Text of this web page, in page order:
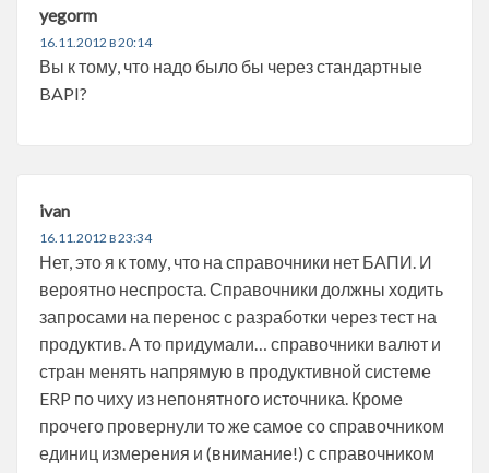
yegorm
16.11.2012 в 20:14
Вы к тому, что надо было бы через стандартные
BAPI?
ivan
16.11.2012 в 23:34
Нет, это я к тому, что на справочники нет БАПИ. И
вероятно неспроста. Справочники должны ходить
запросами на перенос с разработки через тест на
продуктив. А то придумали… справочники валют и
стран менять напрямую в продуктивной системе
ERP по чиху из непонятного источника. Кроме
прочего провернули то же самое со справочником
единиц измерения и (внимание!) с справочником